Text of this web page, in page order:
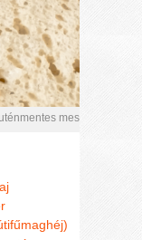
mester kenyér